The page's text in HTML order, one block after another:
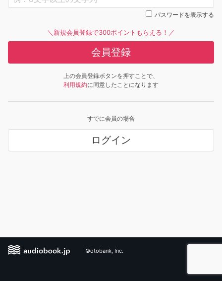
パスワードを表示する
＼新規会員登録で300ポイントもらえる！／
会員登録
上の会員登録ボタンを押すことで、
利用規約に同意したことになります
すでに会員の場合
ログイン
©otobank, Inc.